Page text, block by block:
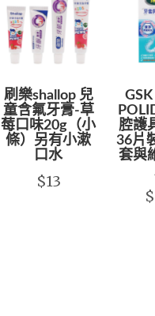
刷樂shallop 兒
童含氟牙膏-草
莓口味20g（小
條）另有小漱
口水
$13
腔護
36片
套與